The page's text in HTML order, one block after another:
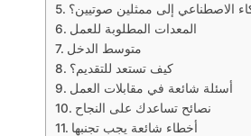
الاصطناعي إلى ممثلين صوتيين؟
المعدات المطلوبة للعمل
متوسط الدخل
كيف تستعد للتقديم؟
أسئلة شائعة في مقابلات العمل
نصائح تساعدك على النجاح
أخطاء شائعة يجب تجنبها